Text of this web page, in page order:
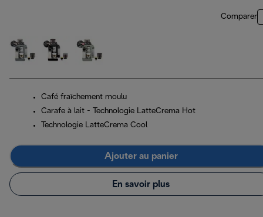
Comparer
Café fraîchement moulu
Carafe à lait - Technologie LatteCrema Hot
Technologie LatteCrema Cool
Ajouter au panier
En savoir plus